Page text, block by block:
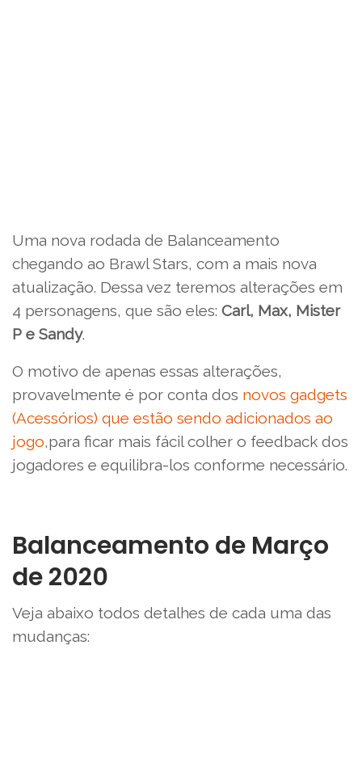
Uma nova rodada de Balanceamento
chegando ao Brawl Stars, com a mais nova
atualização. Dessa vez teremos alterações em
4 personagens, que são eles: Carl, Max, Mister
P e Sandy.
O motivo de apenas essas alterações,
provavelmente é por conta dos novos gadgets
(Acessórios) que estão sendo adicionados ao
jogo,para ficar mais fácil colher o feedback dos
jogadores e equilibra-los conforme necessário.
Balanceamento de Março
de 2020
Veja abaixo todos detalhes de cada uma das
mudanças: